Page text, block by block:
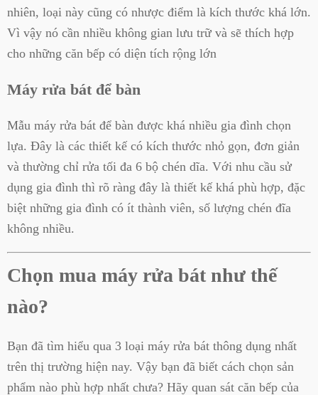
nhiên, loại này cũng có nhược điểm là kích thước khá lớn.
Vì vậy nó cần nhiều không gian lưu trữ và sẽ thích hợp
cho những căn bếp có diện tích rộng lớn
Máy rửa bát để bàn
Mẫu máy rửa bát để bàn được khá nhiều gia đình chọn
lựa. Đây là các thiết kế có kích thước nhỏ gọn, đơn giản
và thường chỉ rửa tối đa 6 bộ chén dĩa. Với nhu cầu sử
dụng gia đình thì rõ ràng đây là thiết kế khá phù hợp, đặc
biệt những gia đình có ít thành viên, số lượng chén đĩa
không nhiều.
Chọn mua máy rửa bát như thế
nào?
Bạn đã tìm hiểu qua 3 loại máy rửa bát thông dụng nhất
trên thị trường hiện nay. Vậy bạn đã biết cách chọn sản
phẩm nào phù hợp nhất chưa? Hãy quan sát căn bếp của